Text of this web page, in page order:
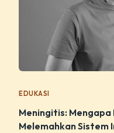
EDUKASI
Meningitis:
Melemahkan Sistem